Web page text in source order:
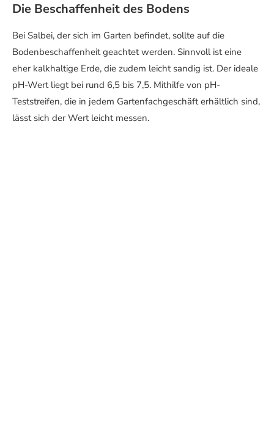
Die Beschaffenheit des Bodens
Bei Salbei, der sich im Garten befindet, sollte auf die
Bodenbeschaffenheit geachtet werden. Sinnvoll ist eine
eher kalkhaltige Erde, die zudem leicht sandig ist. Der ideale
pH-Wert liegt bei rund 6,5 bis 7,5. Mithilfe von pH-
Teststreifen, die in jedem Gartenfachgeschäft erhältlich sind,
lässt sich der Wert leicht messen.